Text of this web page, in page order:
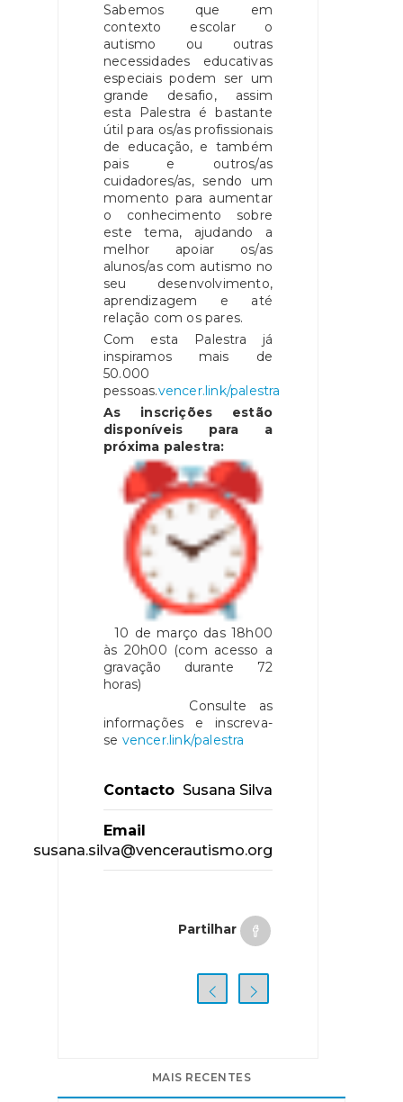
Sabemos que em
contexto escolar o
autismo ou outras
necessidades educativas
especiais podem ser um
grande desafio, assim
esta Palestra é bastante
útil para os/as profissionais
de educação, e também
pais e outros/as
cuidadores/as, sendo um
momento para aumentar
o conhecimento sobre
este tema, ajudando a
melhor apoiar os/as
alunos/as com autismo no
seu desenvolvimento,
aprendizagem e até
relação com os pares.
Com esta Palestra já
inspiramos mais de
50.000
pessoas.vencer.link/palestra
As inscrições estão
disponíveis para a
próxima palestra:
10 de março das 18h00
às 20h00 (com acesso a
gravação durante 72
horas)
Consulte as
informações e inscreva-
se vencer.link/palestra
Contacto Susana Silva
Email
susana.silva@vencerautismo.org
Partilhar
MAIS RECENTES